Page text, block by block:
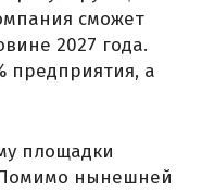
сможет
2027 года.
предприятия, а
площадки
Помимо нынешней